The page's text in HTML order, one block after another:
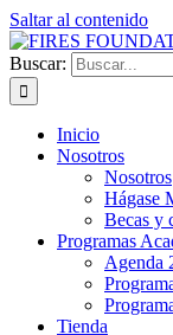
Saltar al contenido
Buscar:
Inicio
Nosotros
Nosotros
Hágase
Becas y
Programas
Agenda
Tienda